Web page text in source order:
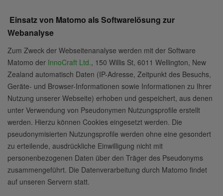
Einsatz von Matomo als Softwarelösung zur
Webanalyse
Zum Zweck der Webseitenanalyse werden mit der Software
Matomo der InnoCraft Ltd., 150 Willis St, 6011 Wellington, New
Zealand automatisch Daten (IP-Adresse, Zeitpunkt des Besuchs,
Geräte- und Browser-Informationen sowie Informationen zu Ihrer
Nutzung unserer Webseite) erhoben und gespeichert, aus denen
unter Verwendung von Pseudonymen Nutzungsprofile erstellt
werden. Hierzu können Cookies eingesetzt werden. Die
pseudonymisierten Nutzungsprofile werden ohne eine gesondert
zu erteilende, ausdrückliche Einwilligung nicht mit
personenbezogenen Daten über den Träger des Pseudonyms
zusammengeführt. Die Datenverarbeitung durch Matomo findet
auf unseren Servern statt.